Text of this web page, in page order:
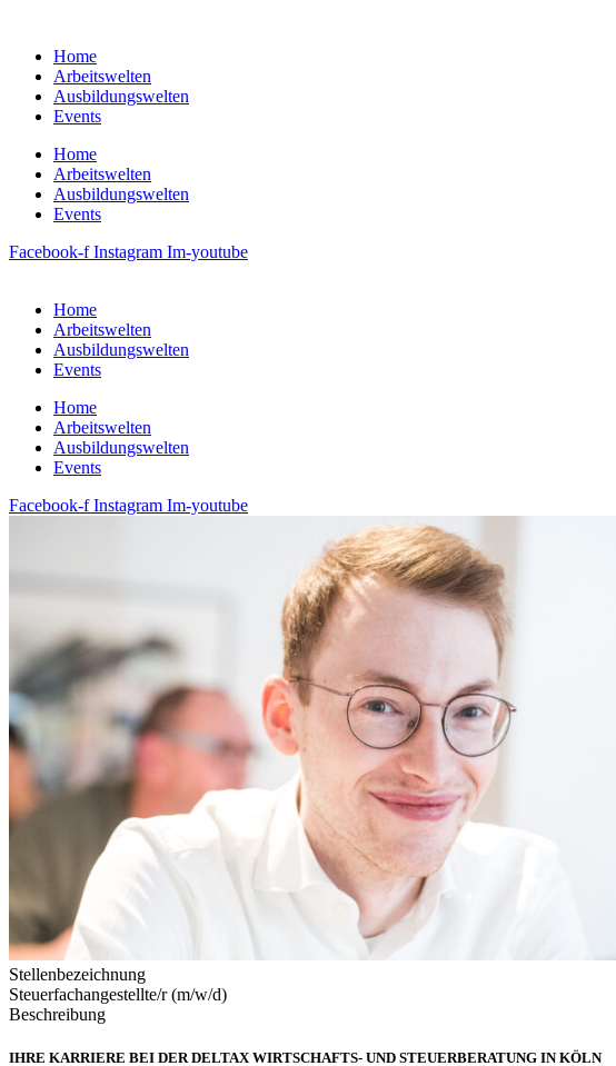
springenHome
Arbeitswelten
Ausbildungswelten
Events
Home
Arbeitswelten
Ausbildungswelten
Events
Facebook-f Instagram Im-youtube
Home
Arbeitswelten
Ausbildungswelten
Events
Home
Arbeitswelten
Ausbildungswelten
Events
Facebook-f Instagram Im-youtube
Stellenbezeichnung
Steuerfachangestellte/r (m/w/d)
Beschreibung
IHRE KARRIERE BEI DER DELTAX WIRTSCHAFTS- UND STEUERBERATUNG IN KÖLN